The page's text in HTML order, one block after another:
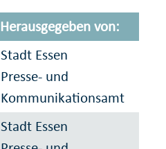
Herausgegeben von:
Stadt Essen
Presse- und
Kommunikationsamt
Stadt Essen